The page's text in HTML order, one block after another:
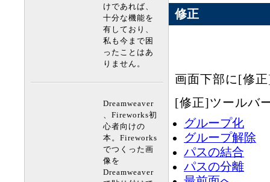
修正
画面下部に[修
[修正]ツールバ
グループ化
グループ解除
パスの結合
パスの分離
けであれば、
十分な機能を
有しており、
私も今まで困
ったことはあ
りません。
Dreamweaver
、Fireworks初
心者向けの
本。Fireworks
でつくった画
像を
Dreamweaver